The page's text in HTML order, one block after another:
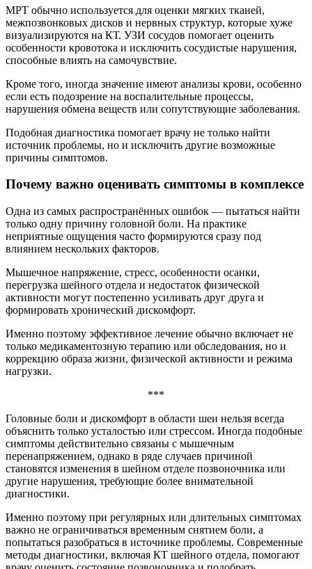
МРТ обычно используется для оценки мягких тканей,
межпозвонковых дисков и нервных структур, которые хуже
визуализируются на КТ. УЗИ сосудов помогает оценить
особенности кровотока и исключить сосудистые нарушения,
способные влиять на самочувствие.
Кроме того, иногда значение имеют анализы крови, особенно
если есть подозрение на воспалительные процессы,
нарушения обмена веществ или сопутствующие заболевания.
Подобная диагностика помогает врачу не только найти
источник проблемы, но и исключить другие возможные
причины симптомов.
Почему важно оценивать симптомы в комплексе
Одна из самых распространённых ошибок — пытаться найти
только одну причину головной боли. На практике
неприятные ощущения часто формируются сразу под
влиянием нескольких факторов.
Мышечное напряжение, стресс, особенности осанки,
перегрузка шейного отдела и недостаток физической
активности могут постепенно усиливать друг друга и
формировать хронический дискомфорт.
Именно поэтому эффективное лечение обычно включает не
только медикаментозную терапию или обследования, но и
коррекцию образа жизни, физической активности и режима
нагрузки.
***
Головные боли и дискомфорт в области шеи нельзя всегда
объяснить только усталостью или стрессом. Иногда подобные
симптомы действительно связаны с мышечным
перенапряжением, однако в ряде случаев причиной
становятся изменения в шейном отделе позвоночника или
другие нарушения, требующие более внимательной
диагностики.
Именно поэтому при регулярных или длительных симптомах
важно не ограничиваться временным снятием боли, а
попытаться разобраться в источнике проблемы. Современные
методы диагностики, включая КТ шейного отдела, помогают